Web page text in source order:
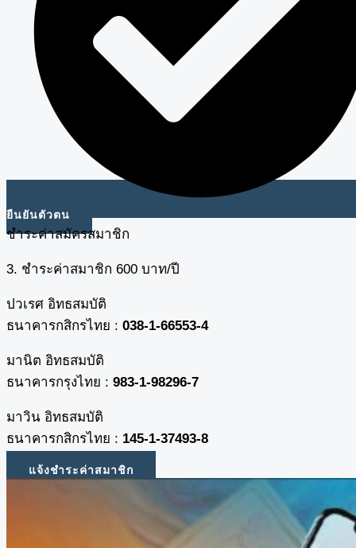
ยืนยันตัวตน
ชำระค่าสมัครสมาชิก
3. ชำระค่าสมาชิก 600 บาท/ปี
ปวเรศ อิทธสมบัติ
ธนาคารกสิกรไทย : 038-1-66553-4
มานิต อิทธสมบัติ
ธนาคารกรุงไทย : 983-1-98296-7
มาวิน อิทธสมบัติ
ธนาคารกสิกรไทย : 145-1-37493-8
แจ้งชำระค่าสมาชิก